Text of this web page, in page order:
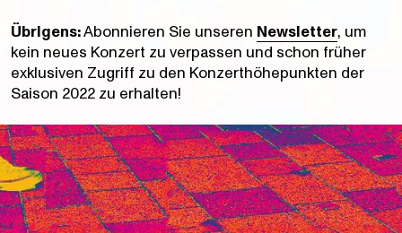
Übrigens:Abonnieren Sie unseren Newsletter, um
kein neues Konzert zu verpassen und schon früher
exklusiven Zugriff zu den Konzerthöhepunkten der
Saison 2022 zu erhalten!